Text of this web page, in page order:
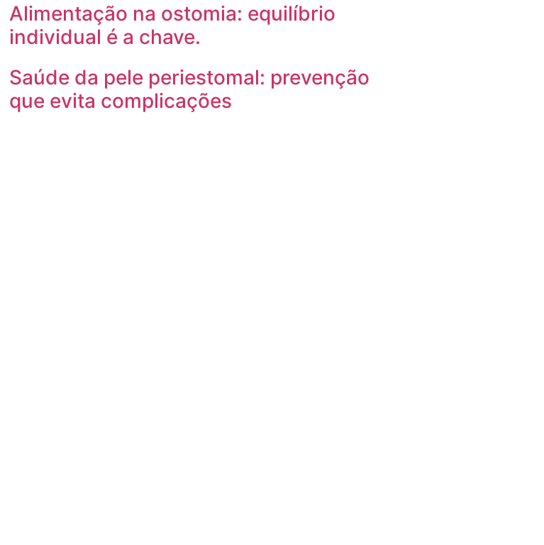
Alimentação na ostomia: equilíbrio
individual é a chave.
Saúde da pele periestomal: prevenção
que evita complicações